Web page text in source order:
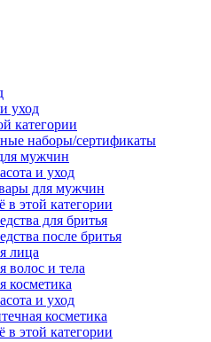
уход
категории
наборы/сертификаты
мужчин
и уход
для мужчин
в этой категории
для бритья
после бритья
лица
волос и тела
косметика
и уход
косметика
в этой категории